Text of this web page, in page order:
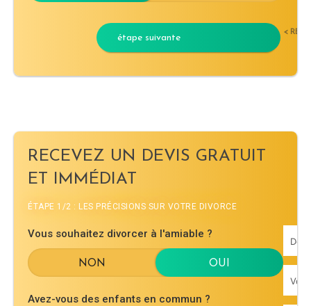
étape suivante <
RECEVEZ UN DEVIS GRATUIT
ET IMMÉDIAT
ÉTAPE 1/2 : LES PRÉCISIONS SUR VOTRE DIVORCE
Vous souhaitez divorcer à l'amiable ?
Avez-vous des enfants en commun ?